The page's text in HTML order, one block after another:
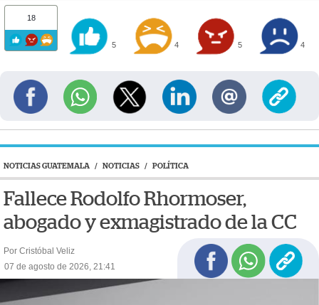
18
5 4 5 4
NOTICIAS GUATEMALA / NOTICIAS / POLÍTICA
Fallece Rodolfo Rhormoser,
abogado y exmagistrado de la CC
Por Cristóbal Veliz
07 de agosto de 2026, 21:41